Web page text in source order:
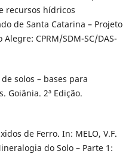
recursos hídricos
de Santa Catarina – Projeto
CPRM/SDM-SC/DAS-
solos – bases para
Goiânia. 2ª Edição.
de Ferro. In: MELO, V.F.
do Solo – Parte 1: